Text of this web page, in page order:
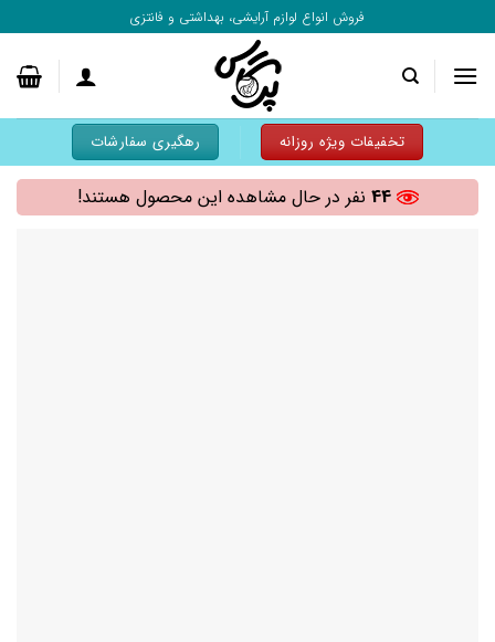
محتوا
بروید
فروش انواع لوازم آرایشی، بهداشتی و فانتزی
تخفیفات ویژه روزانه رهگیری سفارشات
44 نفر در حال مشاهده این محصول هستند!